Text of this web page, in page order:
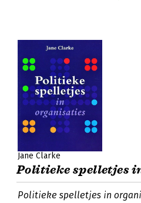
Jane Clarke
Politieke spelletjes
Politieke spelletjes in